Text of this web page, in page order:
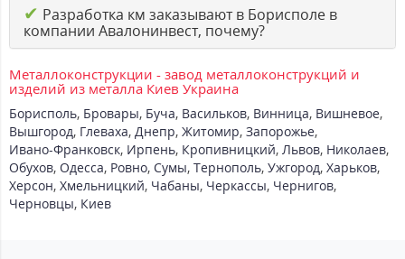
✔ Разработка км заказывают в Борисполе в
компании Авалонинвест, почему?
Металлоконструкции - завод металлоконструкций и
изделий из металла Киев Украина
Борисполь, Бровары, Буча, Васильков, Винница, Вишневое,
Вышгород, Глеваха, Днепр, Житомир, Запорожье,
Ивано-Франковск, Ирпень, Кропивницкий, Львов, Николаев,
Обухов, Одесса, Ровно, Сумы, Тернополь, Ужгород, Харьков,
Херсон, Хмельницкий, Чабаны, Черкассы, Чернигов,
Черновцы, Киев